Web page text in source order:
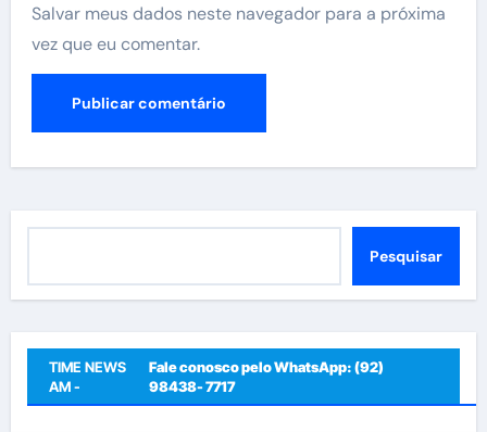
Salvar meus dados neste navegador para a próxima
vez que eu comentar.
Pesquisar
TIME NEWS
AM -
Fale conosco pelo WhatsApp: (92)
98438- 7717